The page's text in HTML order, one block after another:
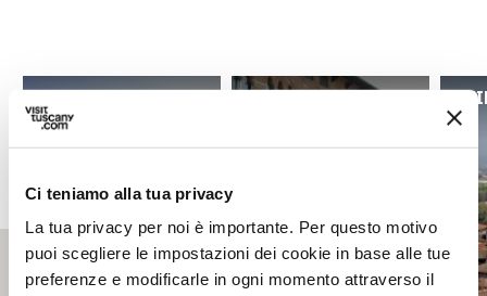
Ci teniamo alla tua privacy
La tua privacy per noi è importante. Per questo motivo
puoi scegliere le impostazioni dei cookie in base alle tue
preferenze e modificarle in ogni momento attraverso il
FOSSA NERA
ARCHAEOLOGICAL
AREA
VILLA GUINIGI